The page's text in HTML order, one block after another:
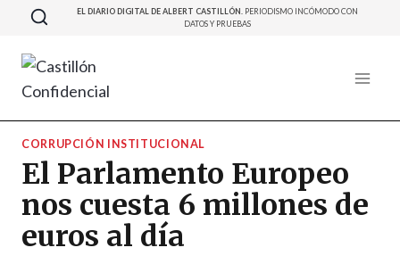
Saltar
contenido
EL DIARIO DIGITAL DE ALBERT CASTILLÓN. PERIODISMO INCÓMODO CON
DATOS Y PRUEBAS
CORRUPCIÓN INSTITUCIONAL
El Parlamento Europeo
nos cuesta 6 millones de
euros al día